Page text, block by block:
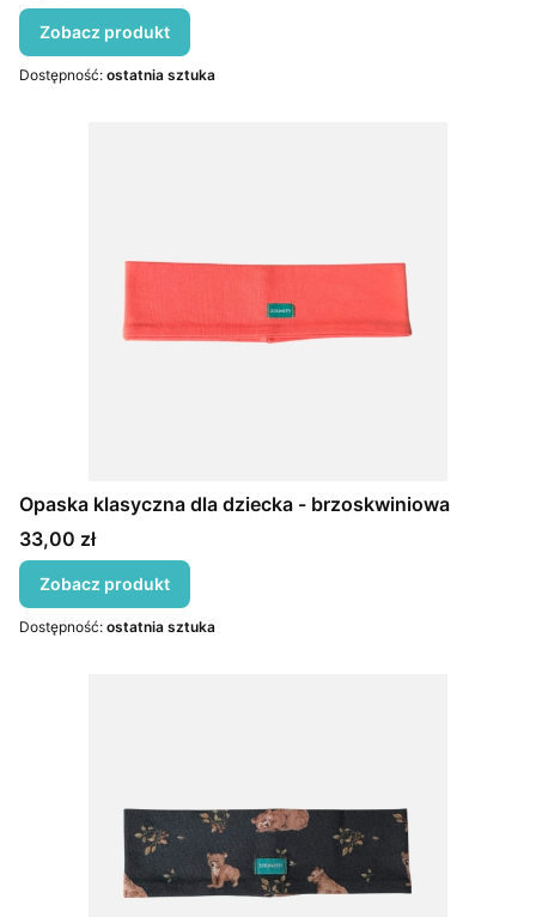
Zobacz produkt
Dostępność: ostatnia sztuka
Opaska klasyczna dla dziecka - brzoskwiniowa
Cena
33,00 zł
Zobacz produkt
Dostępność: ostatnia sztuka